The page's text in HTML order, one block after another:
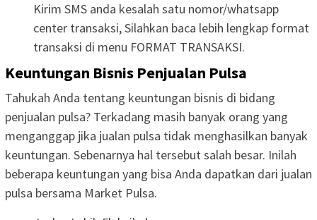
Kirim SMS anda kesalah satu nomor/whatsapp
center transaksi, Silahkan baca lebih lengkap format
transaksi di menu FORMAT TRANSAKSI.
Keuntungan Bisnis Penjualan Pulsa
Tahukah Anda tentang keuntungan bisnis di bidang
penjualan pulsa? Terkadang masih banyak orang yang
menganggap jika jualan pulsa tidak menghasilkan banyak
keuntungan. Sebenarnya hal tersebut salah besar. Inilah
beberapa keuntungan yang bisa Anda dapatkan dari jualan
pulsa bersama Market Pulsa.